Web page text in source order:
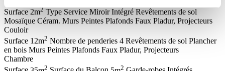
Surface 2m2 Type Service Miroir Intégré Revêtements de sol
Mosaïque Céram. Murs Peintes Plafonds Faux Pladur, Projecteurs
Couloir
Surface 12m2 Nombre de penderies 4 Revêtements de sol Plancher
en bois Murs Peintes Plafonds Faux Pladur, Projecteurs
Chambre
2 2